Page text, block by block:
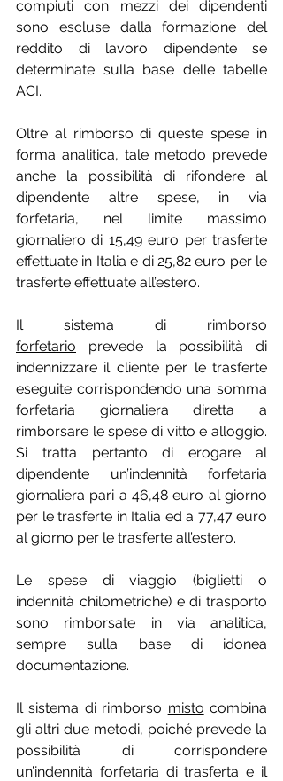
compiuti con mezzi dei dipendenti
sono escluse dalla formazione del
reddito di lavoro dipendente se
determinate sulla base delle tabelle
ACI.
Oltre al rimborso di queste spese in
forma analitica, tale metodo prevede
anche la possibilità di rifondere al
dipendente altre spese, in via
forfetaria, nel limite massimo
giornaliero di 15,49 euro per trasferte
effettuate in Italia e di 25,82 euro per le
trasferte effettuate all’estero.
forfetario prevede la possibilità di
indennizzare il cliente per le trasferte
eseguite corrispondendo una somma
forfetaria giornaliera diretta a
rimborsare le spese di vitto e alloggio.
Si tratta pertanto di erogare al
dipendente un’indennità forfetaria
giornaliera pari a 46,48 euro al giorno
per le trasferte in Italia ed a 77,47 euro
al giorno per le trasferte all’estero.
Le spese di viaggio (biglietti o
indennità chilometriche) e di trasporto
sono rimborsate in via analitica,
sempre sulla base di idonea
documentazione.
Il sistema di rimborso misto combina
gli altri due metodi, poiché prevede la
possibilità di corrispondere
un’indennità forfetaria di trasferta e il